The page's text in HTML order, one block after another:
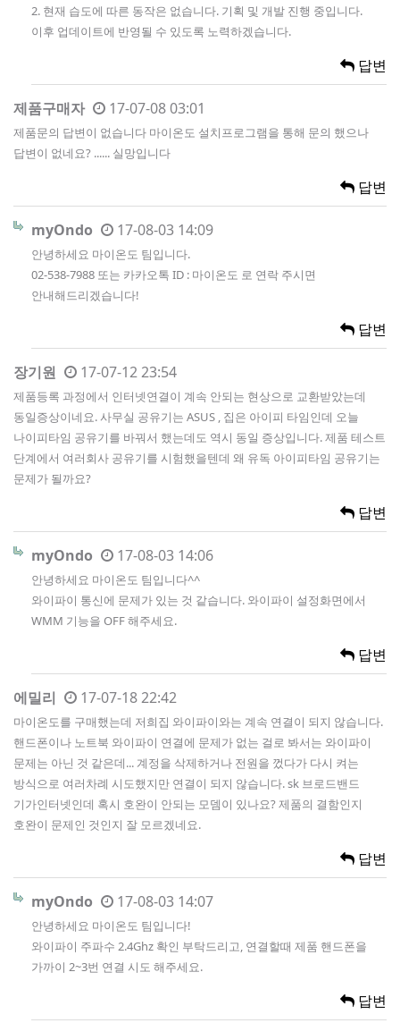
2. 현재 습도에 따른 동작은 없습니다. 기획 및 개발 진행 중입니다.
이후 업데이트에 반영될 수 있도록 노력하겠습니다.
답변
제품구매자 17-07-08 03:01
제품문의 답변이 없습니다 마이온도 설치프로그램을 통해 문의 했으나
답변이 없네요? ...... 실망입니다
답변
myOndo 17-08-03 14:09
안녕하세요 마이온도 팀입니다.
02-538-7988 또는 카카오톡 ID : 마이온도 로 연락 주시면
안내해드리겠습니다!
답변
장기원 17-07-12 23:54
제품등록 과정에서 인터넷연결이 계속 안되는 현상으로 교환받았는데
동일증상이네요. 사무실 공유기는 ASUS , 집은 아이피 타임인데 오늘
나이피타임 공유기를 바꿔서 했는데도 역시 동일 증상입니다. 제품 테스트
단계에서 여러회사 공유기를 시험했을텐데 왜 유독 아이피타임 공유기는
문제가 될까요?
답변
myOndo 17-08-03 14:06
안녕하세요 마이온도 팀입니다^^
와이파이 통신에 문제가 있는 것 같습니다. 와이파이 설정화면에서
WMM 기능을 OFF 해주세요.
답변
에밀리 17-07-18 22:42
마이온도를 구매했는데 저희집 와이파이와는 계속 연결이 되지 않습니다.
핸드폰이나 노트북 와이파이 연결에 문제가 없는 걸로 봐서는 와이파이
문제는 아닌 것 같은데... 계정을 삭제하거나 전원을 껐다가 다시 켜는
방식으로 여러차례 시도했지만 연결이 되지 않습니다. sk 브로드밴드
기가인터넷인데 혹시 호완이 안되는 모뎀이 있나요? 제품의 결함인지
호완이 문제인 것인지 잘 모르겠네요.
답변
myOndo 17-08-03 14:07
안녕하세요 마이온도 팀입니다!
와이파이 주파수 2.4Ghz 확인 부탁드리고, 연결할때 제품 핸드폰을
가까이 2~3번 연결 시도 해주세요.
답변